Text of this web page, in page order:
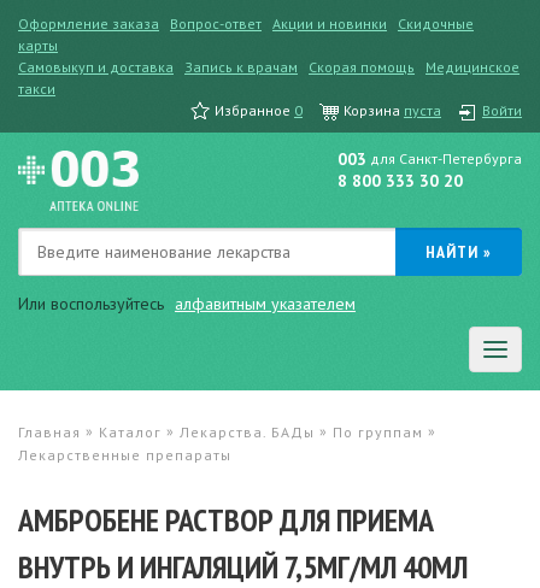
Оформление заказа Вопрос-ответ Акции и новинки
Скидочные
карты
Самовыкуп и доставка
Запись к врачам Скорая помощь
Медицинское
такси
Избранное 0 Корзина пуста Войти
Или воспользуйтесь алфавитным указателем
003 для Санкт-Петербурга
8 800 333 30 20
Главная » Каталог » Лекарства. БАДы » По группам »
Лекарственные препараты
АМБРОБЕНЕ РАСТВОР ДЛЯ ПРИЕМА
ВНУТРЬ И ИНГАЛЯЦИЙ 7,5МГ/МЛ 40МЛ